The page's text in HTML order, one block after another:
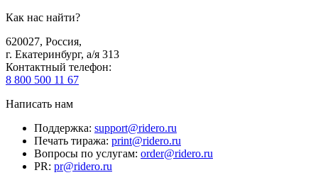
Как нас найти?
620027, Россия,
г. Екатеринбург, а/я 313
Контактный телефон:
8 800 500 11 67
Написать нам
Поддержка: support@ridero.ru
Печать тиража: print@ridero.ru
Вопросы по услугам: order@ridero.ru
PR: pr@ridero.ru